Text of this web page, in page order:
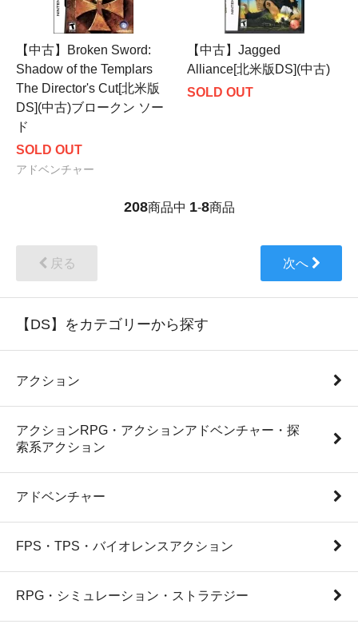
【中古】Broken Sword:
Shadow of the Templars
The Director's Cut[北米版
DS](中古)ブロークン ソー
ド
SOLD OUT
アドベンチャー
【中古】Jagged
Alliance[北米版DS](中古)
SOLD OUT
208商品中 1-8商品
戻る 次へ
【DS】をカテゴリーから探す
アクション
アクションRPG・アクションアドベンチャー・探
索系アクション
アドベンチャー
FPS・TPS・バイオレンスアクション
RPG・シミュレーション・ストラテジー